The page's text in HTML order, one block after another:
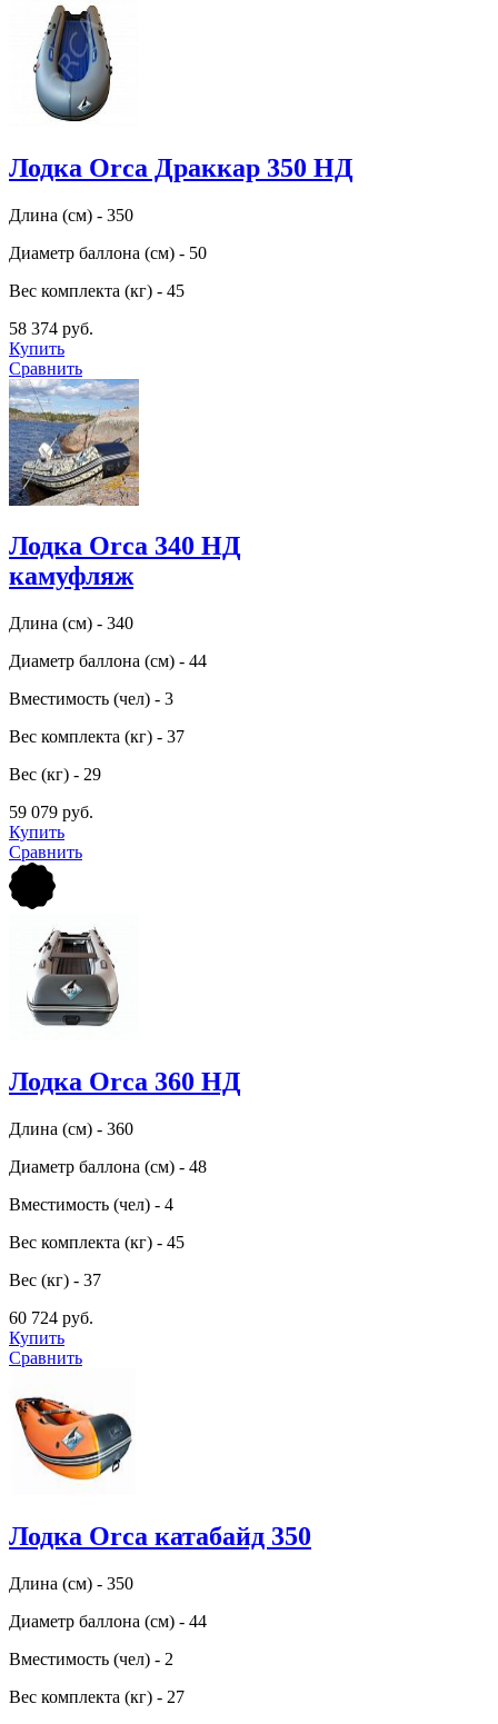
Лодка Orca Драккар 350 НД
Длина (см) - 350
Диаметр баллона (см) - 50
Вес комплекта (кг) - 45
58 374 руб.
Купить
Сравнить
Лодка Orca 340 НД
камуфляж
Длина (см) - 340
Диаметр баллона (см) - 44
Вместимость (чел) - 3
Вес комплекта (кг) - 37
Вес (кг) - 29
59 079 руб.
Купить
Сравнить
Лодка Orca 360 НД
Длина (см) - 360
Диаметр баллона (см) - 48
Вместимость (чел) - 4
Вес комплекта (кг) - 45
Вес (кг) - 37
60 724 руб.
Купить
Сравнить
Лодка Orca катабайд 350
Длина (см) - 350
Диаметр баллона (см) - 44
Вместимость (чел) - 2
Вес комплекта (кг) - 27